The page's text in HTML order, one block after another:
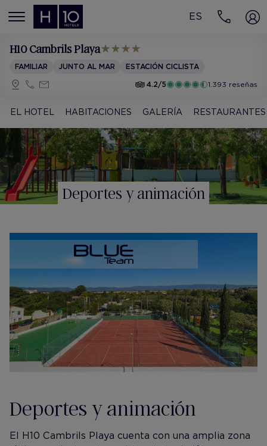
MENÚ
ES
H10 Cambrils Playa
FAMILIAR JUNTO AL MAR
ESTACIÓN CICLISTA
4.2/5
1.393 reseñas
EL HOTEL HABITACIONES GALERÍA RESTAURANTES
Deportes y animación
Deportes y animación
El H10 Cambrils Playa cuenta con una amplia zona